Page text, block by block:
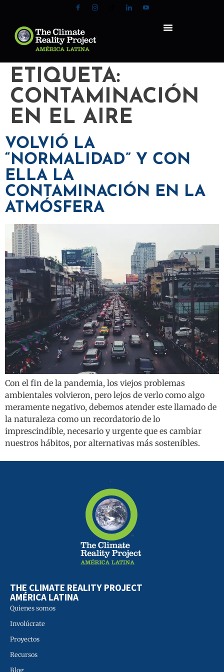
ETIQUETA:
CONTAMINACIÓN
EN EL AIRE
VOLVIÓ LA
“NORMALIDAD” Y CON
ELLA LA
CONTAMINACIÓN EN LA
ATMÓSFERA
Con el fin de la pandemia, los viejos problemas
ambientales volvieron, pero lejos de verlo como algo
meramente negativo, debemos atender este llamado de
la naturaleza como un recordatorio de lo
imprescindible, necesario y urgente que es cambiar
nuestros hábitos, por alternativas más sostenibles.
THE CLIMATE REALITY PROJECT
AMÉRICA LATINA
Quienes somos
Involúcrate
Proyectos
Recursos
Blog